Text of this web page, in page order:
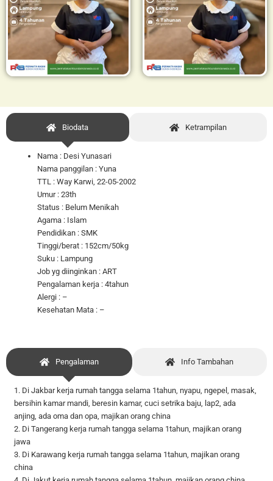
Biodata Ketrampilan
Nama : Desi Yunasari
Nama panggilan : Yuna
TTL : Way Karwi, 22-05-2002
Umur : 23th
Status : Belum Menikah
Agama : Islam
Pendidikan : SMK
Tinggi/berat : 152cm/50kg
Suku : Lampung
Job yg diinginkan : ART
Pengalaman kerja : 4tahun
Alergi : –
Kesehatan Mata : –
Pengalaman Info Tambahan
1. Di Jakbar kerja rumah tangga selama 1tahun, nyapu, ngepel, masak,
bersihin kamar mandi, beresin kamar, cuci setrika baju, lap2, ada
anjing, ada oma dan opa, majikan orang china
2. Di Tangerang kerja rumah tangga selama 1tahun, majikan orang
jawa
3. Di Karawang kerja rumah tangga selama 1tahun, majikan orang
china